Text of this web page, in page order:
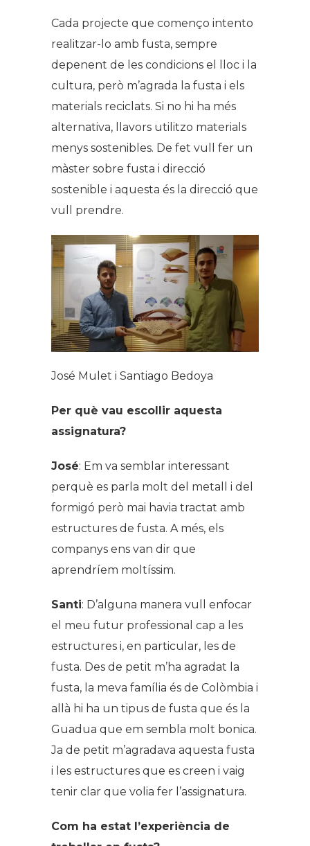
Cada projecte que començo intento
realitzar-lo amb fusta, sempre
depenent de les condicions el lloc i la
cultura, però m’agrada la fusta i els
materials reciclats. Si no hi ha més
alternativa, llavors utilitzo materials
menys sostenibles. De fet vull fer un
màster sobre fusta i direcció
sostenible i aquesta és la direcció que
vull prendre.
José Mulet i Santiago Bedoya
Per què vau escollir aquesta
assignatura?
José: Em va semblar interessant
perquè es parla molt del metall i del
formigó però mai havia tractat amb
estructures de fusta. A més, els
companys ens van dir que
aprendríem moltíssim.
Santi: D’alguna manera vull enfocar
el meu futur professional cap a les
estructures i, en particular, les de
fusta. Des de petit m’ha agradat la
fusta, la meva família és de Colòmbia i
allà hi ha un tipus de fusta que és la
Guadua que em sembla molt bonica.
Ja de petit m’agradava aquesta fusta
i les estructures que es creen i vaig
tenir clar que volia fer l’assignatura.
Com ha estat l’experiència de